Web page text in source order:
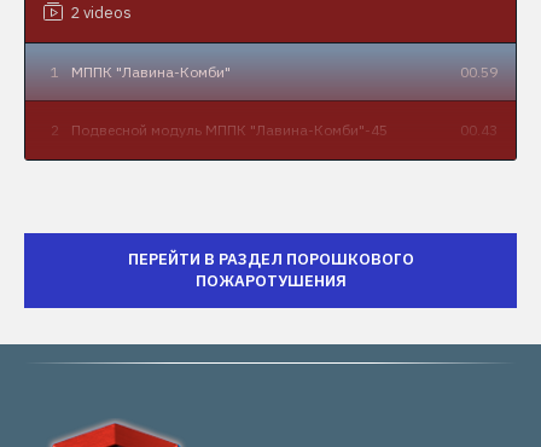
2 videos
1 МППК "Лавина-Комби" 00.59
2 Подвесной модуль МППК "Лавина-Комби"-45 00.43
ПЕРЕЙТИ В РАЗДЕЛ ПОРОШКОВОГО
ПОЖАРОТУШЕНИЯ